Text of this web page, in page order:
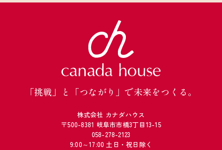
「挑戦」と「つながり」で未来をつくる。
株式会社 カナダハウス
〒500-8381 岐阜市市橋3丁目13-15
058-278-2123
9:00～17:00 土日・祝日除く